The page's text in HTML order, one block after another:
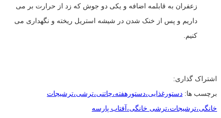
زعفران به قابلمه اضافه و یکی دو جوش که زد از حرارت بر می
داریم و پس از خنک شدن در شیشه استریل ریخته و نگهداری می
کنیم.
اشتراک گذاری:
برچسب ها: دستورغذایی،دستورهفته،چاتنی،ترشی،ترشیجات
خانگی،ترشیجات،ترشی خانگی،آفتاب پارسه